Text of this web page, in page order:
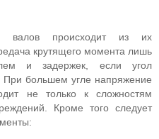
валов происходит из их
крутящего момента лишь
и задержек, если угол
При большем угле напряжение
не только к сложностям
Кроме того следует